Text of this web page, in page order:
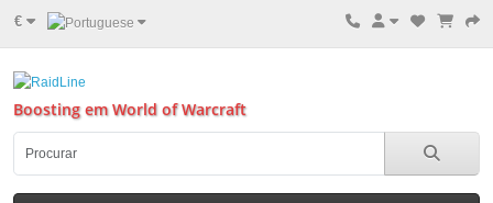
€
Boosting em World of Warcraft